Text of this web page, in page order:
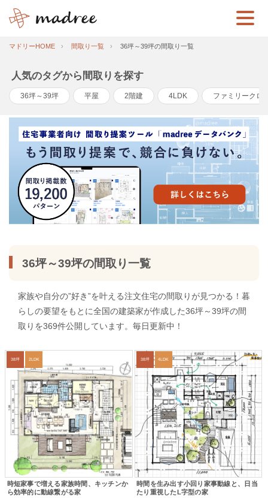
マドリーHOME 間取り一覧 36坪～39坪の間取り一覧
人気のタグから間取りを探す
36坪～39坪 平屋 2階建 4LDK ファミリークロ
36坪～39坪の間取り一覧
家族や自分の”好き”を叶える注文住宅の間取りが見つかる！暮
らしの要望をもとに全国の建築家が作成した36坪～39坪の間
取りを369件公開しています。毎日更新中！
38坪 2LDK
時短家事で増える家族時間、キッチンか
ら効率的に動線繋がる家
38坪 4LDK
時間を生み出す小回り家事動線と、日当
たり重視したL字型の家